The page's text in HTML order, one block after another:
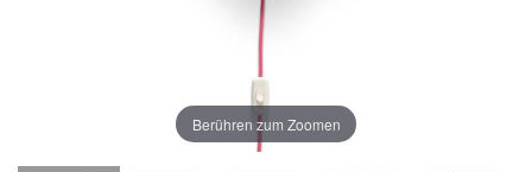
Berühren zum Zoomen